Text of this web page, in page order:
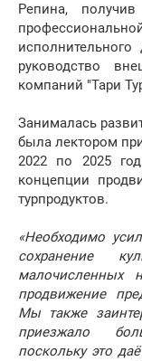
Репина,
руководство
компаний "Тари
Занималась
была лектором
2022 по 2025
концепции
турпродуктов.
«Необходимо
сохранение
малочисленных
продвижение
Мы также
приезжало
поскольку это